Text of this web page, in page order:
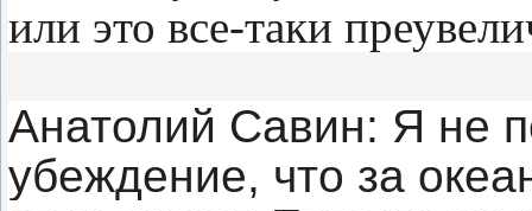
или это все-таки
Анатолий Савин: Я не
убеждение, что за